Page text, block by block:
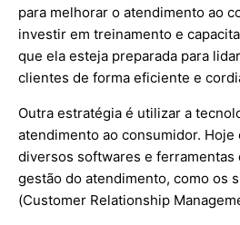
para melhorar o atendimento ao
investir em treinamento e
que ela esteja preparada para
clientes de forma eficiente e
Outra estratégia é utilizar a
atendimento ao consumidor. Hoje
diversos softwares e ferramentas
gestão do atendimento, como os
(Customer Relationship